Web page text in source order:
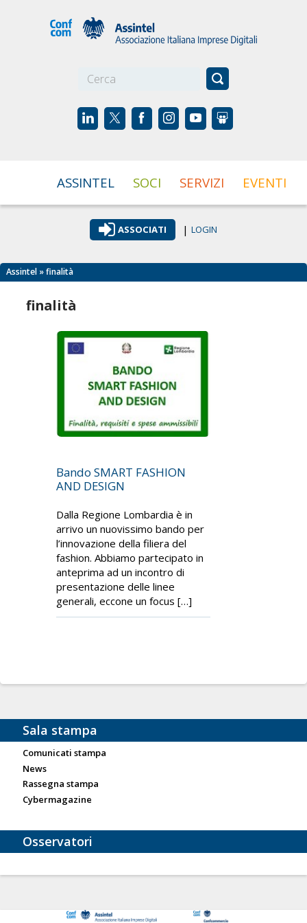
ASSINTEL SOCI SERVIZI EVENTI
ASSOCIATI | LOGIN
Assintel » finalità
finalità
Bando SMART FASHION
AND DESIGN
Dalla Regione Lombardia è in
arrivo un nuovissimo bando per
l’innovazione della filiera del
fashion. Abbiamo partecipato in
anteprima ad un incontro di
presentazione delle linee
generali, eccone un focus […]
Sala stampa
Comunicati stampa
News
Rassegna stampa
Cybermagazine
Osservatori